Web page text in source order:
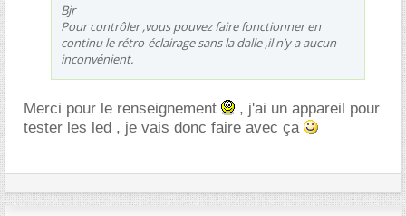
Bjr
Pour contrôler ,vous pouvez faire fonctionner en
continu le rétro-éclairage sans la dalle ,il n’y a aucun
inconvénient.
Merci pour le renseignement
, j'ai un appareil pour
tester les led , je vais donc faire avec ça